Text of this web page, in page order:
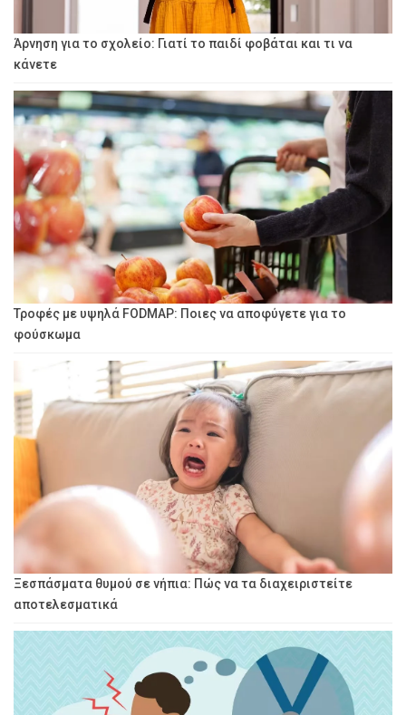
Άρνηση για το σχολείο: Γιατί το παιδί φοβάται και τι να
κάνετε
Τροφές με υψηλά FODMAP: Ποιες να αποφύγετε για το
φούσκωμα
Ξεσπάσματα θυμού σε νήπια: Πώς να τα διαχειριστείτε
αποτελεσματικά